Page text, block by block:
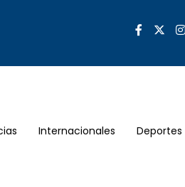
Internacionales Deportes